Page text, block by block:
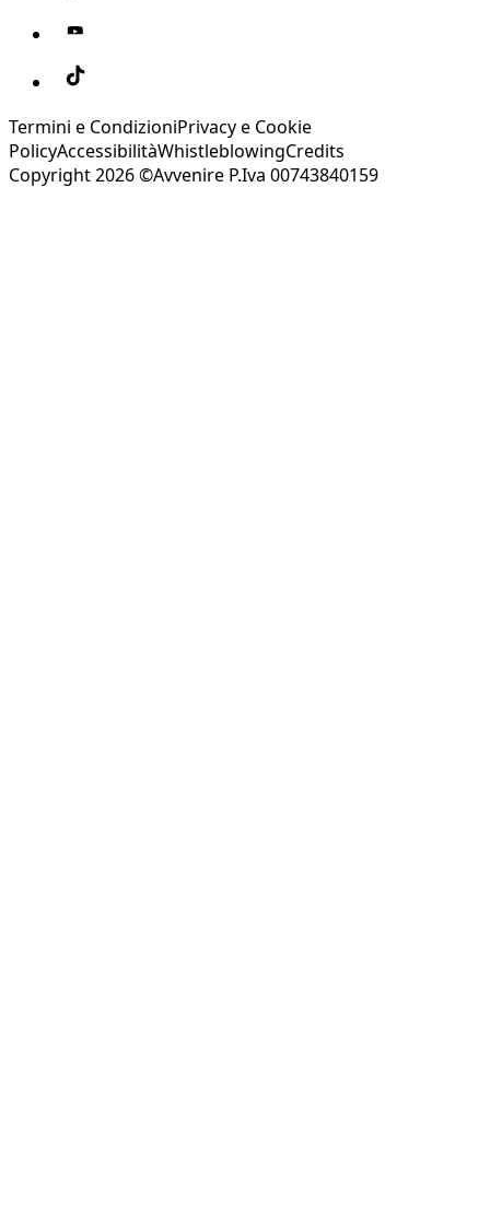
Termini e CondizioniPrivacy e Cookie
PolicyAccessibilitàWhistleblowingCredits
Copyright 2026 ©Avvenire P.Iva 00743840159